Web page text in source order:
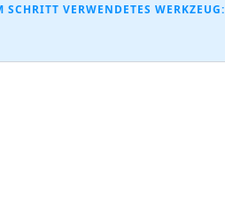
VERWENDETES WERKZEUG: